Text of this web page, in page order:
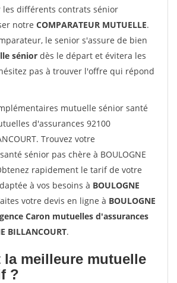
les différents contrats sénior
notre COMPARATEUR MUTUELLE.
le senior s'assure de bien
sénior dès le départ et évitera les
pas à trouver l'offre qui répond
mutuelle sénior santé
d'assurances 92100
Trouvez votre
sénior pas chère à BOULOGNE
rapidement le tarif de votre
à vos besoins à BOULOGNE
votre devis en ligne à BOULOGNE
Caron mutuelles d'assurances
BILLANCOURT.
la meilleure mutuelle
?